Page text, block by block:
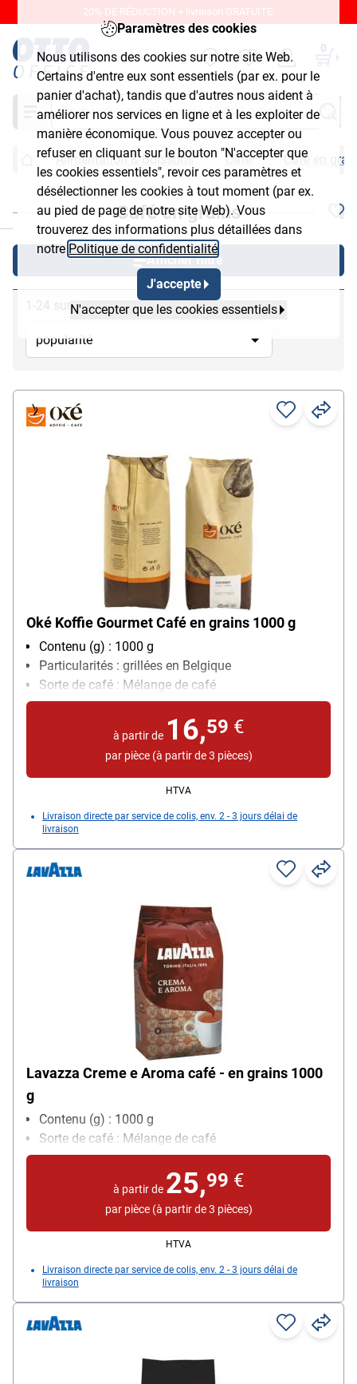
Paramètres des cookies
Nous utilisons des cookies sur notre site Web.
Certains d'entre eux sont essentiels (par ex. pour le
panier d'achat), tandis que d'autres nous aident à
améliorer nos services en ligne et à les exploiter de
manière économique. Vous pouvez accepter ou
refuser en cliquant sur le bouton "N'accepter que
les cookies essentiels", revoir ces paramètres et
désélectionner les cookies à tout moment (par ex.
au pied de page de notre site Web). Vous
trouverez des informations plus détaillées dans
notre Politique de confidentialité
J'accepte
N'accepter que les cookies essentiels
20% DE RÉDUCTION + livraison GRATUITE.
0
Chercher
Alimentation & Boissons Café Café en
Café en grains
Afficher filtre
1-24 sur 36
Oké Koffie Gourmet Café en grains 1000 g
Contenu (g) : 1000 g
Particularités : grillées en Belgique
Sorte de café : Mélange de café
à partir de 16,59 €
par pièce (à partir de 3 pièces)
HTVA
Livraison directe par service de colis, env. 2 - 3 jours délai de
livraison
Lavazza Creme e Aroma café - en grains 1000
g
Contenu (g) : 1000 g
Sorte de café : Mélange de café
à partir de 25,99 €
par pièce (à partir de 3 pièces)
HTVA
Livraison directe par service de colis, env. 2 - 3 jours délai de
livraison